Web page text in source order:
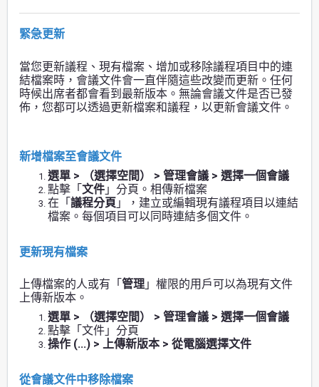
緊急更新
當您更新議程、現有檔案、增加或移除議程項目中的連
結檔案時，會議文件會一直伴隨這些改變而更新。任何
時候出席者都會看到最新版本。無論會議文件是否已發
佈，您都可以透過更新檔案和議程，以更新會議文件。
新增檔案至會議文件
選單 > （選擇空間） > 管理會議 > 選擇一個會議
點擊「 文件 」分頁。相傳新檔案
在「 議程分頁 」，建立或編輯現有議程項目以連結
檔案。每個項目可以同時連結多個文件。
更新現有檔案
上傳檔案的人或有「 管理 」權限的用戶可以為現有文件
上傳新版本。
選單 > （選擇空間） > 管理會議 > 選擇一個會議
點擊「文件」分頁
操作 (...) > 上傳新版本 > 從電腦選擇文件
從會議文件中移除檔案